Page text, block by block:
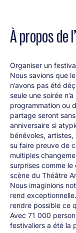
À propos de
Organiser un
Nous savions que
n’avons pas été
seule une soirée
programmation ou
partage seront
anniversaire si
bénévoles,
su faire preuve de
multiples
surprises comme
scène du Théâtre
Nous imaginions
rend
rendre possible ce
Avec 71 000
festivaliers a été la